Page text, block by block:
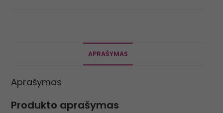
APRAŠYMAS
Aprašymas
Produkto aprašymas